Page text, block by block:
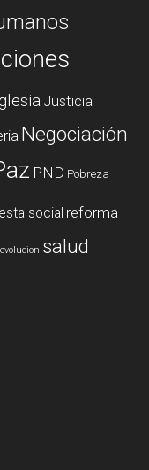
Justicia
Negociación
PND Pobreza
social reforma
salud